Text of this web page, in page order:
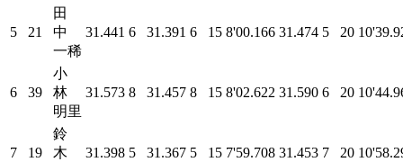
5 21
田
中
一稀
31.441 6 31.391 6 15 8'00.166 31.474 5 20
6 39
小
林
明里
31.573 8 31.457 8 15 8'02.622 31.590 6 20
7 19
鈴
木
31.398 5 31.367 5 15 7'59.708 31.453 7 20